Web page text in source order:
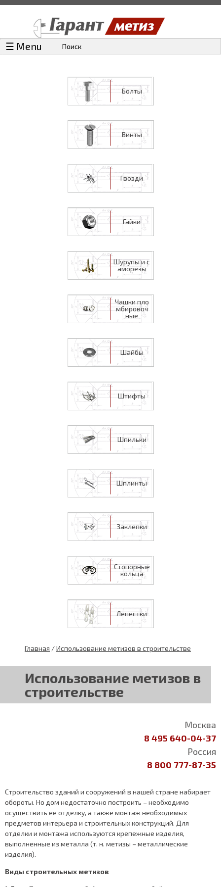
☰ Menu Поиск
Болты
Винты
Гвозди
Гайки
Шурупы и с
аморезы
Чашки пло
мбировоч
ные
Шайбы
Штифты
Шпильки
Шплинты
Заклепки
Стопорные
кольца
Лепестки
Главная /Использование метизов в строительстве
Использование метизов в
строительстве
Москва
8 495 640-04-37
Россия
8 800 777-87-35
Строительство зданий и сооружений в нашей стране набирает
обороты. Но дом недостаточно построить – необходимо
осуществить ее отделку, а также монтаж необходимых
предметов интерьера и строительных конструкций. Для
отделки и монтажа используются крепежные изделия,
выполненные из металла (т. н. метизы – металлические
изделия).
Виды строительных метизов